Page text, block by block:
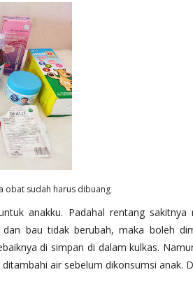
obat sudah harus dibuang
anakku. Padahal rentang sakitnya
bau tidak berubah, maka boleh
di simpan di dalam kulkas.
air sebelum dikonsumsi anak.